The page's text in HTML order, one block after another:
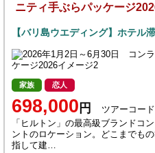
ニティ手ぶらパッケージ
【バリ島ウエディング】ホテル
家族 恋人
698,000 円
ツアーコー
「ヒルトン」の最高級ブランドコ
ントのロケーション。どこまでも
指して建…